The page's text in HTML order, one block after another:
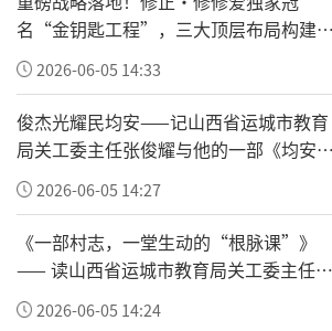
童健康的专业优势，从资金投
品牌背书、渠道运营、全域宣
资源输送，破解传统公益资源
的行业痛点。
深耕公益多年，修修爱斩获国
品牌奖、315全国匠心品牌、宝
伙伴、天使健康爱心企业等数
连续多年获评消费者权益先进
爱心单位，沉甸甸的荣誉是品
名“金钥匙工程”，三大顶层布局构建全
国一老一小安全防护新体系
2026-06-05 14:33
俊杰光耀民均安——记山西省运城市教育
局关工委主任张俊耀与他的一部《均安村
志》2026-06-05 14:27
《一部村志，一堂生动的“根脉课”》
—— 读山西省运城市教育局关工委主任张
俊耀主编的《均安村志》有感
2026-06-05 14:24